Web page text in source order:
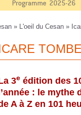
» L'oeil du Cesan »
3e édition des
l’année : le
A à Z en 101